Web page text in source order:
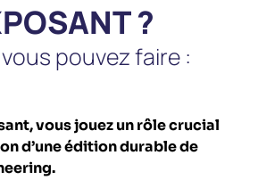
?
pouvez faire :
vous jouez un rôle crucial
d’une édition durable de